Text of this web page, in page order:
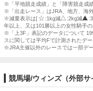
※「平地競走成績」と「障害競走成
※「出走レース」はJRA、地方、海
※減量表示は[
:1kg減 :2kg減
年以上、又は101勝以上の女性騎手の
※「上3F」表記のデータについて
スに関しては平均Fで計測されたデー
※JRA主催以外のレースでは一部デ
競馬場/ウィンズ（外部サ